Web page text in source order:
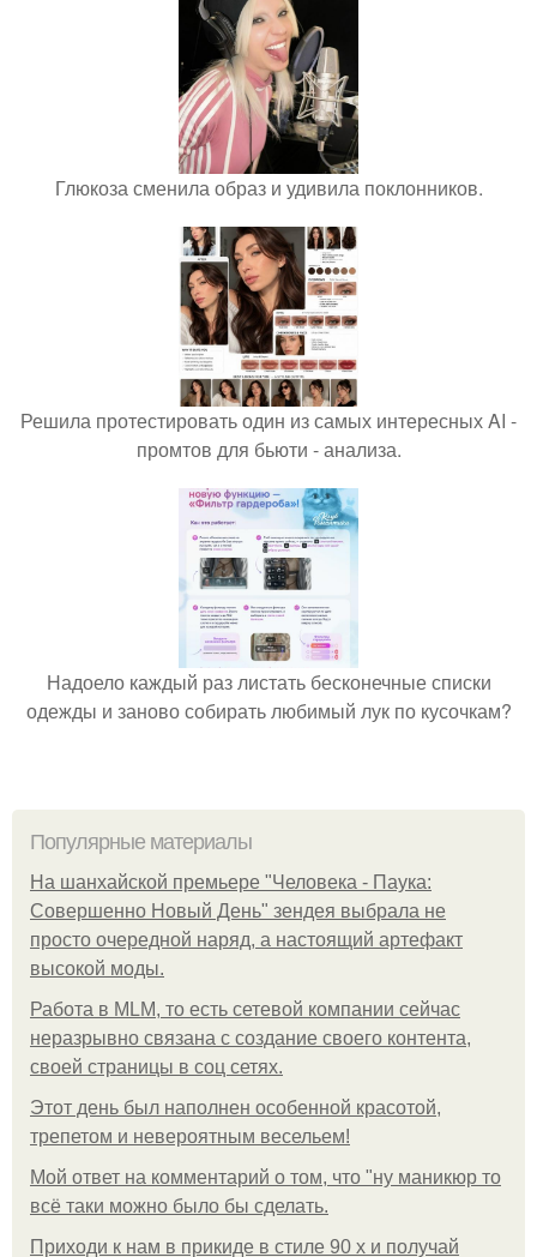
Глюкоза сменила образ и удивила поклонников.
Решила протестировать один из самых интересных AI -
промтов для бьюти - анализа.
Надоело каждый раз листать бесконечные списки
одежды и заново собирать любимый лук по кусочкам?
Популярные материалы
На шанхайской премьере "Человека - Паука:
Совершенно Новый День" зендея выбрала не
просто очередной наряд, а настоящий артефакт
высокой моды.
Работа в MLM, то есть сетевой компании сейчас
неразрывно связана с создание своего контента,
своей страницы в соц сетях.
Этот день был наполнен особенной красотой,
трепетом и невероятным весельем!
Мой ответ на комментарий о том, что "ну маникюр то
всё таки можно было бы сделать.
Приходи к нам в прикиде в стиле 90 х и получай